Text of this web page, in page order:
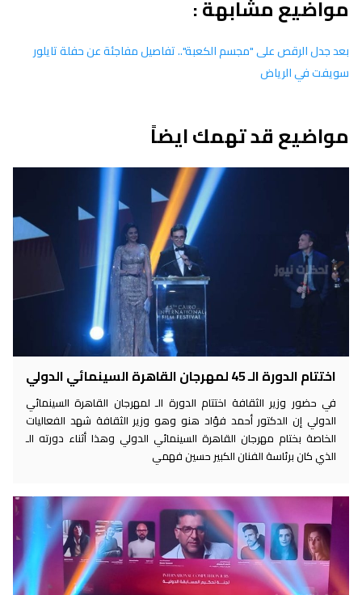
مواضيع مشابهة :
بعد جدل الرقص على "مجسم الكعبة".. تفاصيل مفاجئة عن حفلة تايلور
سويفت في الرياض
مواضيع قد تهمك ايضاً
اختتام الدورة الـ 45 لمهرجان القاهرة السينمائي الدولي
في حضور وزير الثقافة اختتام الدورة الـ لمهرجان القاهرة السينمائي
الدولي إن الدكتور أحمد فؤاد هنو وهو وزير الثقافة شهد الفعاليات
الخاصة بختام مهرجان القاهرة السينمائي الدولي وهذا أثناء دورته الـ
الذي كان برئاسة الفنان الكبير حسين فهمي